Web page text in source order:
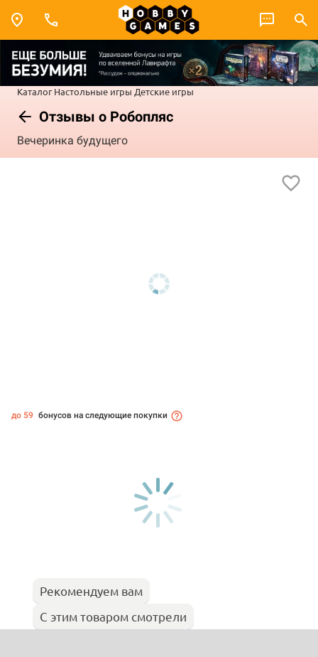
Каталог Настольные игры Детские игры
Отзывы о Робопляс
Вечеринка будущего
до 59 бонусов на следующие покупки
Рекомендуем вам
С этим товаром смотрели